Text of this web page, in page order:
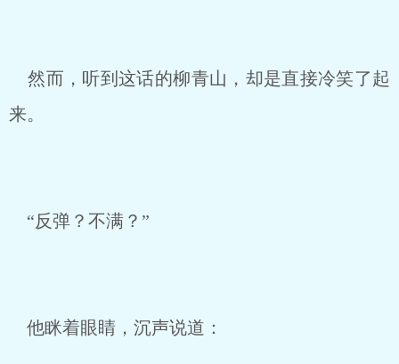
然而，听到这话的柳青山，却是直接冷笑了起
来。
“反弹？不满？”
他眯着眼睛，沉声说道：